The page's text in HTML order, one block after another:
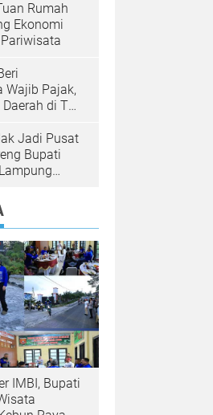
Rumah
Ekonomi
Wajib Pajak,
di The
Jadi Pusat
Bupati
IMBI, Bupati